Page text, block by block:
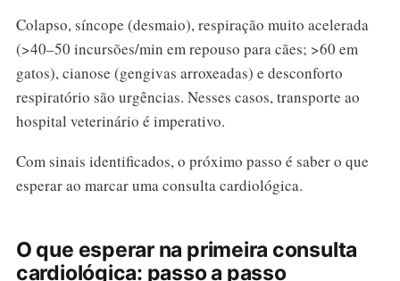
Colapso, síncope (desmaio), respiração muito acelerada
(>40–50 incursões/min em repouso para cães; >60 em
gatos), cianose (gengivas arroxeadas) e desconforto
respiratório são urgências. Nesses casos, transporte ao
hospital veterinário é imperativo.
Com sinais identificados, o próximo passo é saber o que
esperar ao marcar uma consulta cardiológica.
O que esperar na primeira consulta
cardiológica: passo a passo